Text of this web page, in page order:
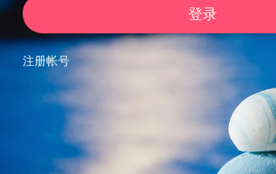
登录
注册帐号